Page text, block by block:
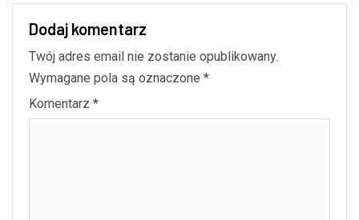
Dodaj komentarz
Twój adres email nie zostanie opublikowany.
Wymagane pola są oznaczone *
Komentarz *